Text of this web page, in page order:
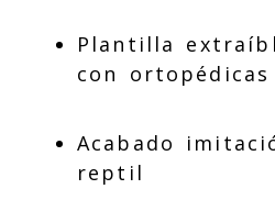
Plantilla
con ortopédicas
Acabado
reptil